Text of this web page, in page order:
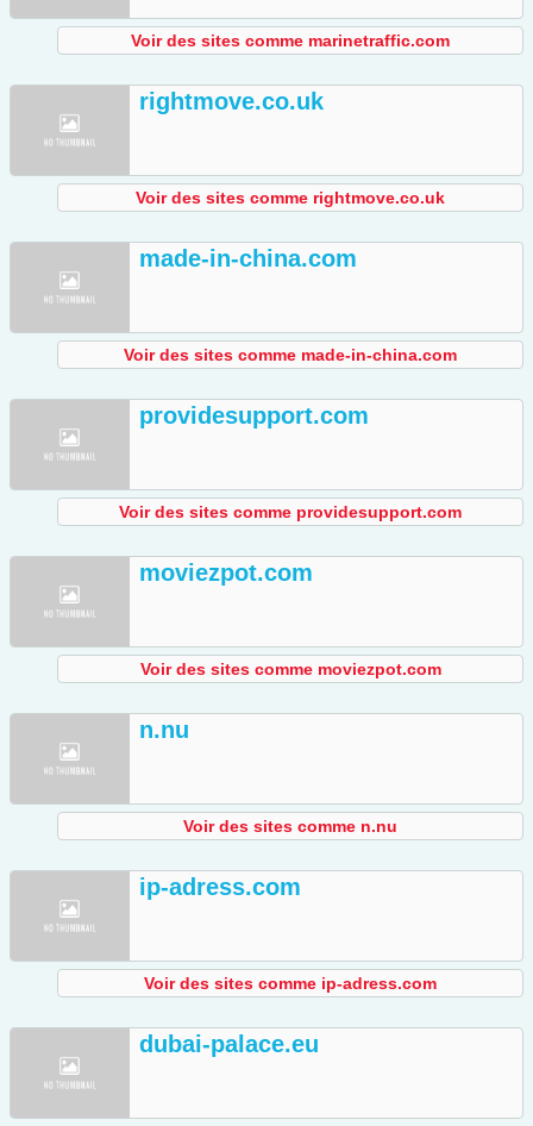
Voir des sites comme marinetraffic.com
rightmove.co.uk
Voir des sites comme rightmove.co.uk
made-in-china.com
Voir des sites comme made-in-china.com
providesupport.com
Voir des sites comme providesupport.com
moviezpot.com
Voir des sites comme moviezpot.com
n.nu
Voir des sites comme n.nu
ip-adress.com
Voir des sites comme ip-adress.com
dubai-palace.eu